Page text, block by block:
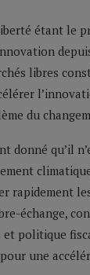
étant le
libres
du
donné qu’il
rapidement
échange,
et politique
une